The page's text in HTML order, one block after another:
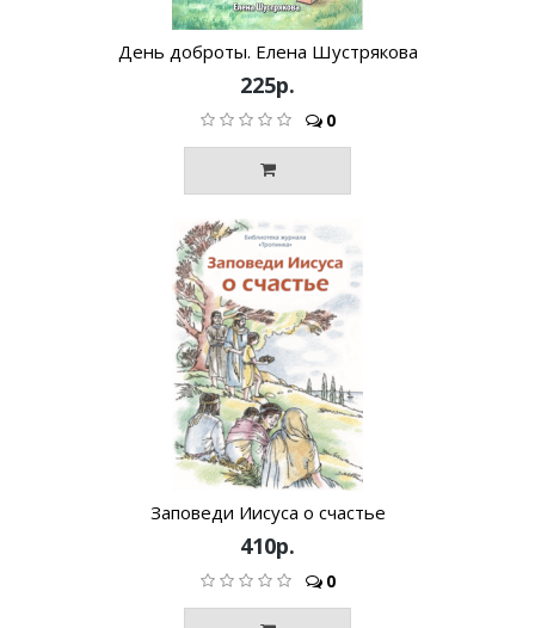
День доброты. Елена Шустрякова
225р.
0
Заповеди Иисуса о счастье
410р.
0